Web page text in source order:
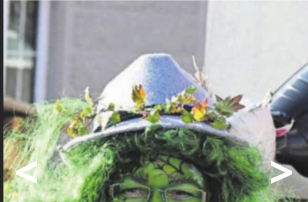
Ja. Ich benötige ein
Abo Angebote
Share Share
< >